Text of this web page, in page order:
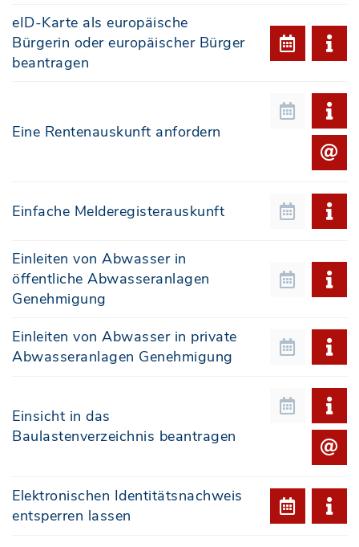
eID-Karte als europäische
Bürgerin oder europäischer Bürger
beantragen
Eine Rentenauskunft anfordern
Einfache Melderegisterauskunft
Einleiten von Abwasser in
öffentliche Abwasseranlagen
Genehmigung
Einleiten von Abwasser in private
Abwasseranlagen Genehmigung
Einsicht in das
Baulastenverzeichnis beantragen
Elektronischen Identitätsnachweis
entsperren lassen